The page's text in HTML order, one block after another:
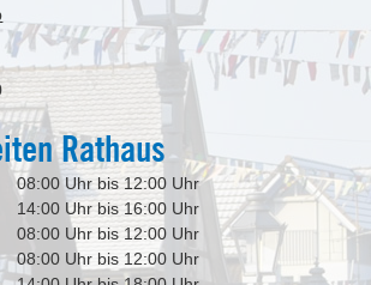
Rathaus
08:00 Uhr bis 12:00 Uhr
14:00 Uhr bis 16:00 Uhr
08:00 Uhr bis 12:00 Uhr
08:00 Uhr bis 12:00 Uhr